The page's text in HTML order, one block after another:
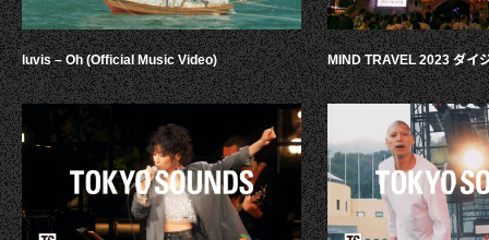
luvis – Oh (Official Music Video) MIND TRAVEL 2023 ダイ